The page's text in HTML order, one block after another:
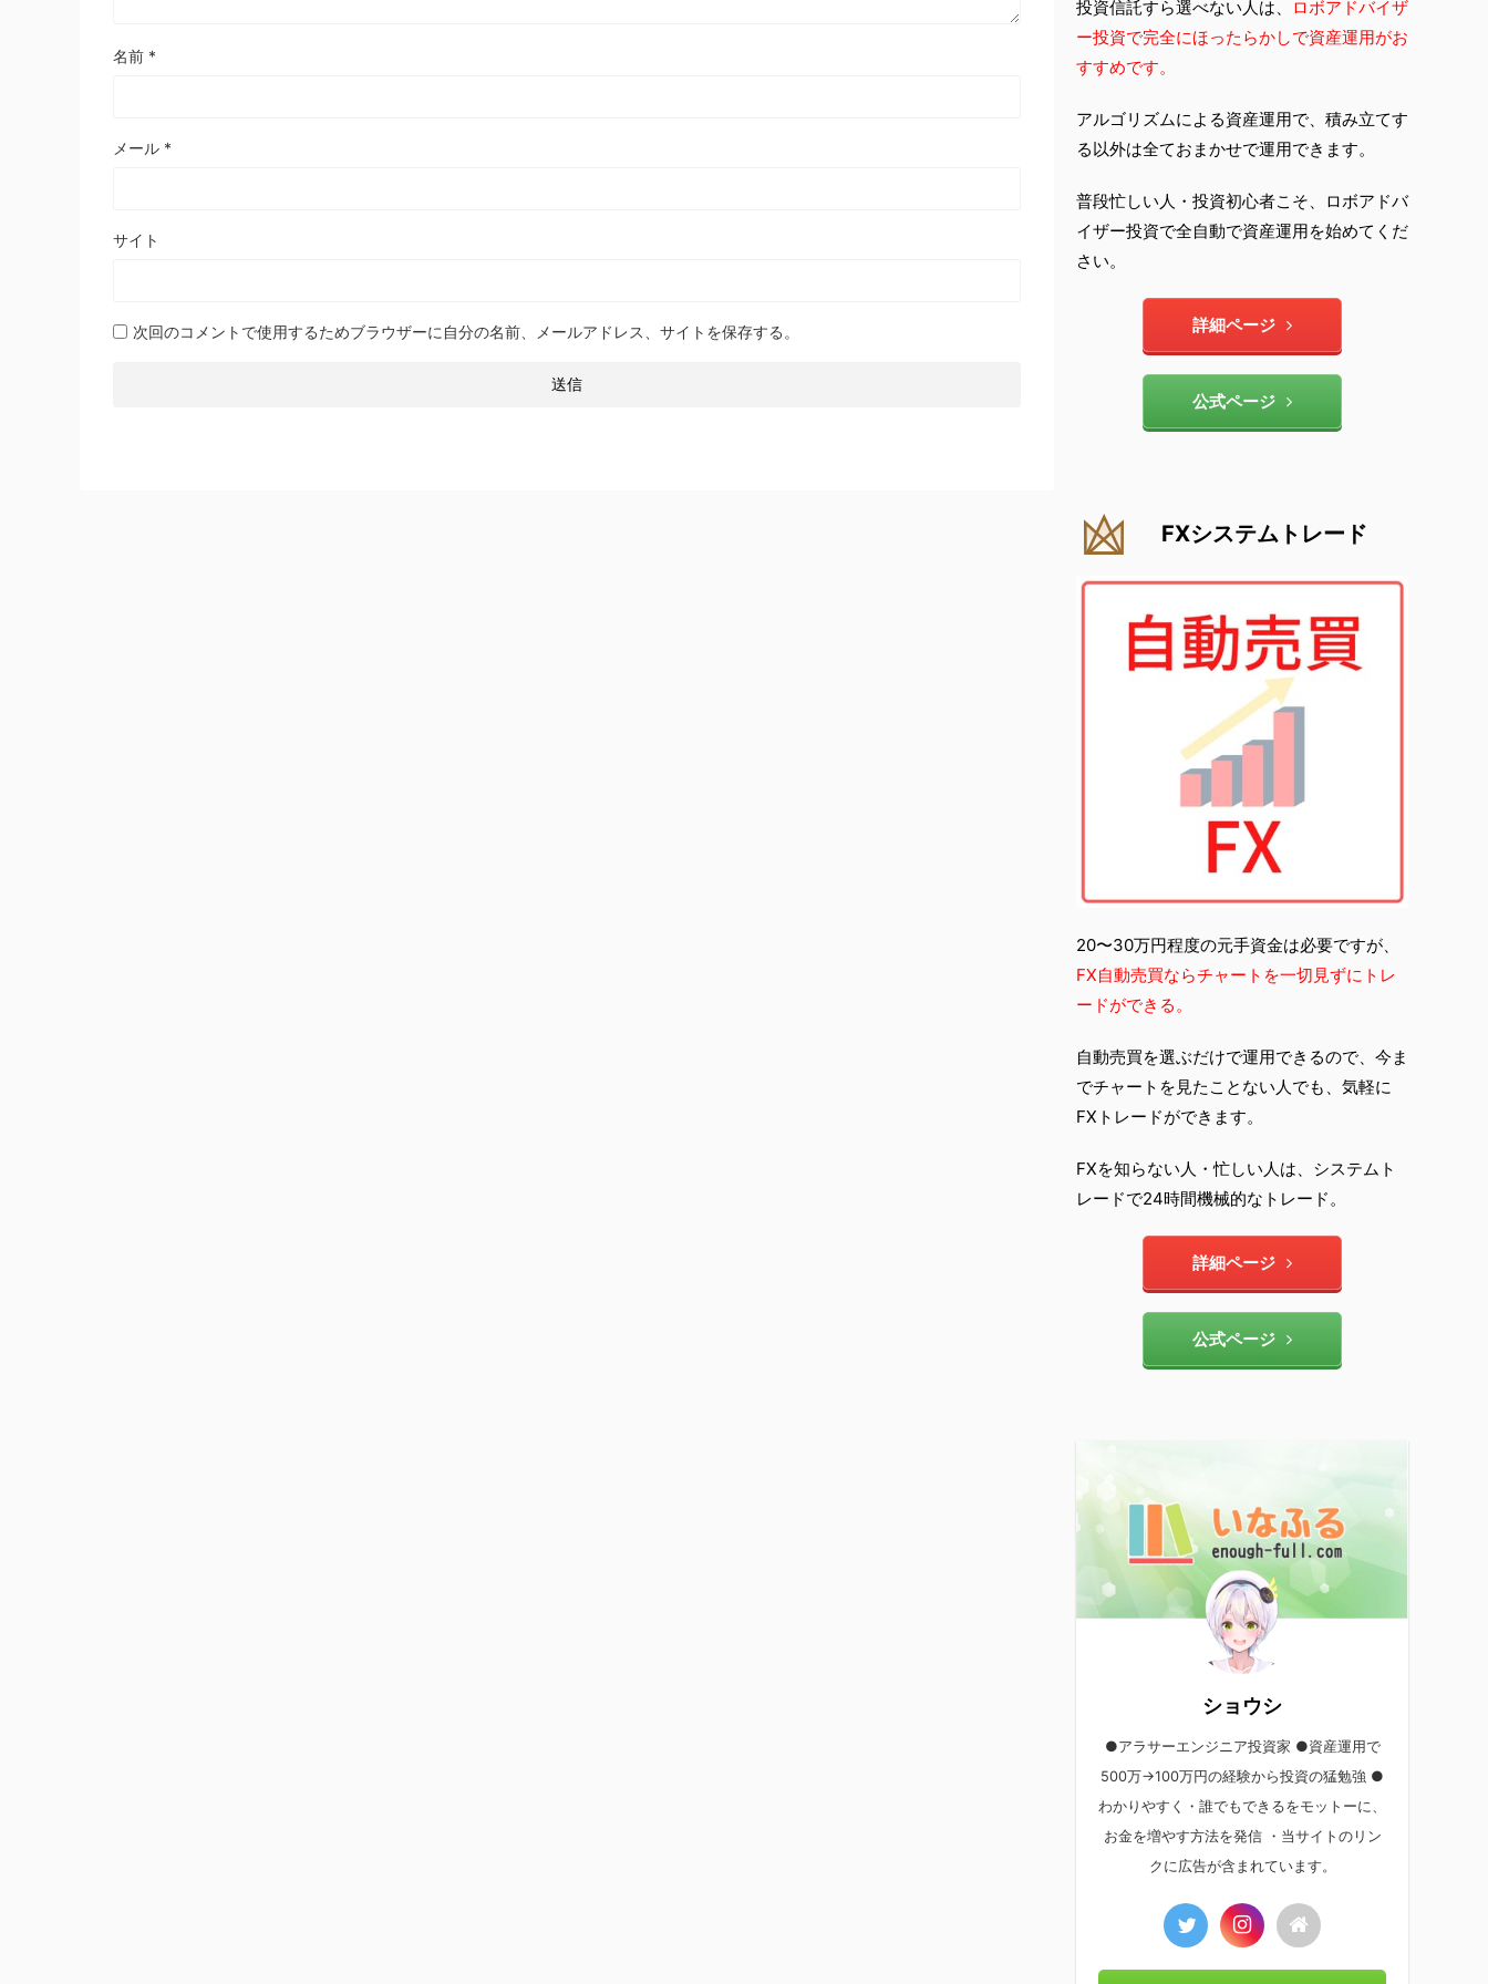
名前 *
メール *
サイト
次回のコメントで使用するためブラウザーに自分の名前、メールアドレス、サイトを保存する。
投資信託すら選べない人は、
ロボアドバイザ
ー投資で完全にほったらかしで資産運用がお
すすめです。
アルゴリズムによる資産運用で、積み立てす
る以外は全ておまかせで運用できます。
普段忙しい人・投資初心者こそ、ロボアドバ
イザー投資で全自動で資産運用を始めてくだ
さい。
詳細ページ
公式ページ
FXシステムトレード
20〜30万円程度の元手資金は必要ですが、
FX自動売買ならチャートを一切見ずにトレ
ードができる。
自動売買を選ぶだけで運用できるので、今ま
でチャートを見たことない人でも、気軽に
FXトレードができます。
FXを知らない人・忙しい人は、システムト
レードで24時間機械的なトレード。
詳細ページ
公式ページ
ショウシ
●アラサーエンジニア投資家 ●資産運用で
500万→100万円の経験から投資の猛勉強 ●
わかりやすく・誰でもできるをモットーに、
お金を増やす方法を発信 ・当サイトのリン
クに広告が含まれています。